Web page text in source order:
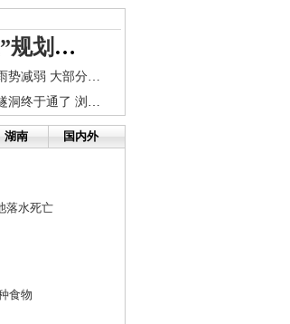
长株潭城市群“十二五”规划发布 2015年GDP将达2万亿
湖南省雨势减弱 大部分地区转为晴热天气
崔家冲隧洞终于通了 浏阳株树桥水7月引进长沙城区
湖南 国内外
落水死亡
食物